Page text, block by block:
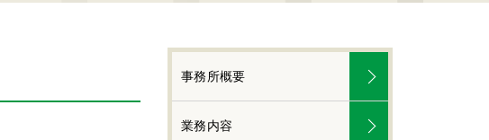
事務所概要
業務内容